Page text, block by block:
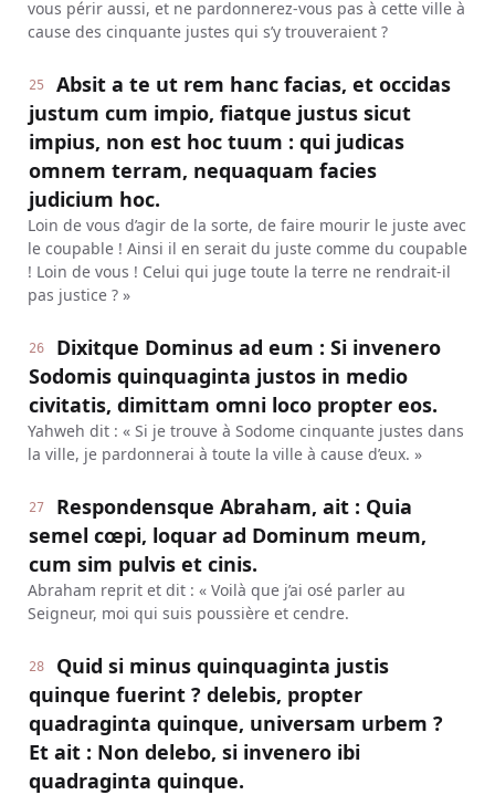
vous périr aussi, et ne pardonnerez-vous pas à cette ville à
cause des cinquante justes qui s’y trouveraient ?
25
Absit a te ut rem hanc facias, et occidas
justum cum impio, fiatque justus sicut
impius, non est hoc tuum : qui judicas
omnem terram, nequaquam facies
judicium hoc.
Loin de vous d’agir de la sorte, de faire mourir le juste avec
le coupable ! Ainsi il en serait du juste comme du coupable
! Loin de vous ! Celui qui juge toute la terre ne rendrait-il
pas justice ? »
26
Dixitque Dominus ad eum : Si invenero
Sodomis quinquaginta justos in medio
civitatis, dimittam omni loco propter eos.
Yahweh dit : « Si je trouve à Sodome cinquante justes dans
la ville, je pardonnerai à toute la ville à cause d’eux. »
27
Respondensque Abraham, ait : Quia
semel cœpi, loquar ad Dominum meum,
cum sim pulvis et cinis.
Abraham reprit et dit : « Voilà que j’ai osé parler au
Seigneur, moi qui suis poussière et cendre.
28
Quid si minus quinquaginta justis
quinque fuerint ? delebis, propter
quadraginta quinque, universam urbem ?
Et ait : Non delebo, si invenero ibi
quadraginta quinque.